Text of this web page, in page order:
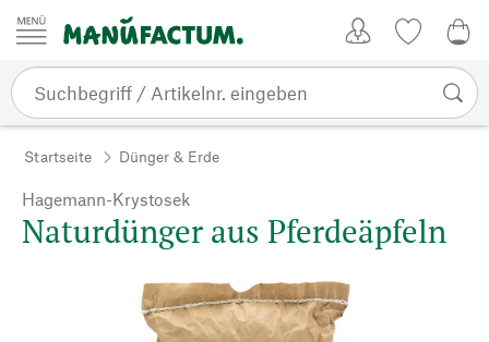
Zum Inhalt springen
Startseite Dünger & Erde
Hagemann-Krystosek
Naturdünger aus Pferdeäpfeln